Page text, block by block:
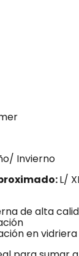
Invierno
L/
de alta
en vidriera